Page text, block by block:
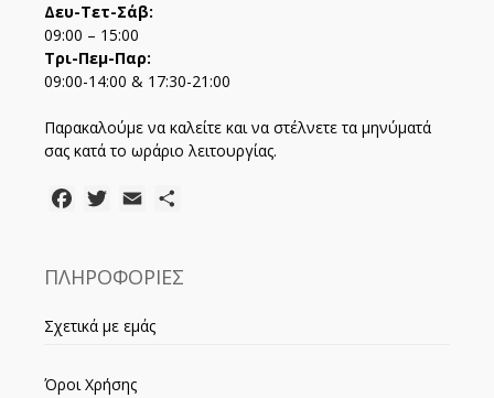
Δευ-Τετ-Σάβ:
09:00 – 15:00
Τρι-Πεμ-Παρ:
09:00-14:00 & 17:30-21:00
Παρακαλούμε να καλείτε και να στέλνετε τα μηνύματά
σας κατά το ωράριο λειτουργίας.
FacebookTwitter
Email
ΠΛΗΡΟΦΟΡΙΕΣ
Σχετικά με εμάς
Όροι Χρήσης